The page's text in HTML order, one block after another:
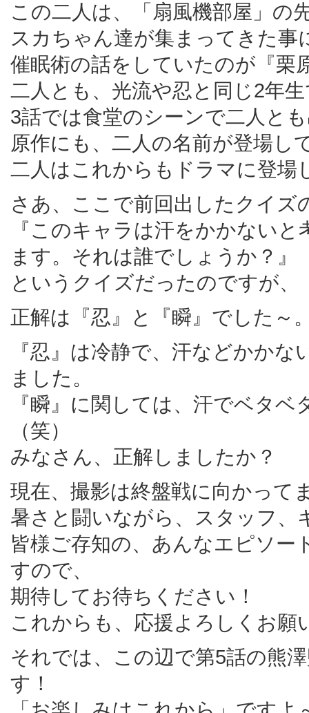
この二人は、「扇風機部屋」の
スカちゃん達が集まってきた事
催眠術の話をしていたのが『栗
二人とも、光流や忍と同じ2年
3話では食堂のシーンで二人と
原作にも、二人の名前が登場し
二人はこれからもドラマに登
さあ、ここで前回出したクイズ
『このキャラは汗をかかない
ます。それは誰でしょうか？』
というクイズだったのですが、
正解は『忍』と『瞬』でした～
『忍』は冷静で、汗などかか
ました。
『瞬』に関しては、汗でベタ
（笑）
みなさん、正解しましたか？
現在、撮影は終盤戦に向かって
暑さと闘いながら、スタッフ、
皆様ご存知の、あんなエピソ
すので、
期待してお待ちください！
これからも、応援よろしくお願
それでは、この辺で第5話の熊
す！